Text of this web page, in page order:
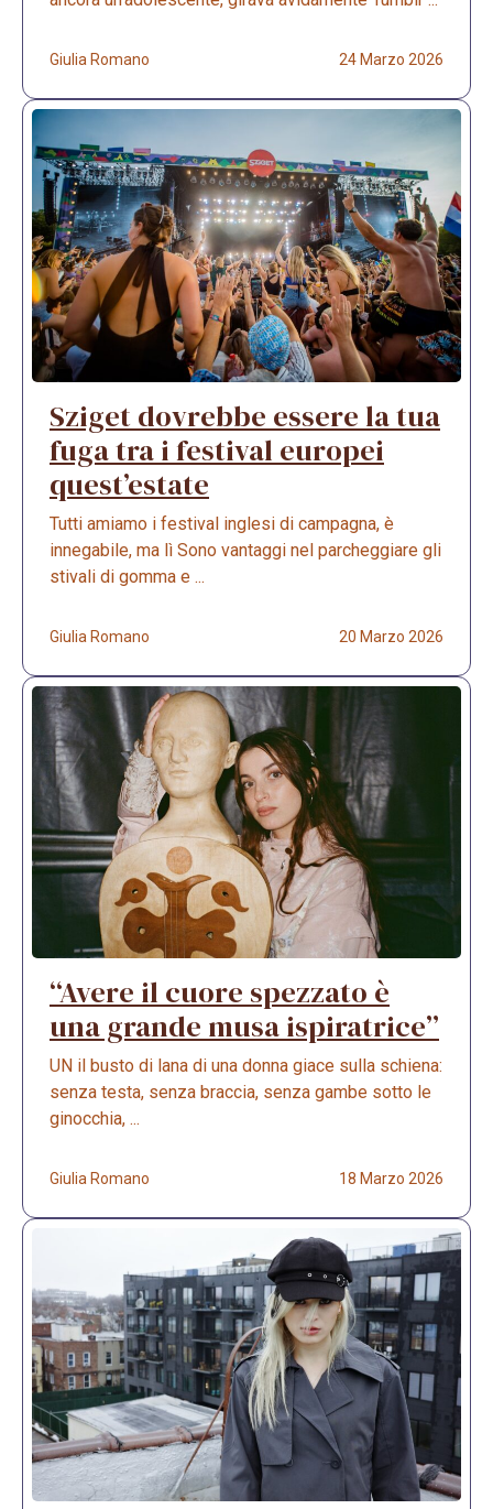
Giulia Romano 24 Marzo 2026
Sziget dovrebbe essere la tua
fuga tra i festival europei
quest’estate
Tutti amiamo i festival inglesi di campagna, è
innegabile, ma lì Sono vantaggi nel parcheggiare gli
stivali di gomma e ...
Giulia Romano 20 Marzo 2026
“Avere il cuore spezzato è
una grande musa ispiratrice”
UN il busto di lana di una donna giace sulla schiena:
senza testa, senza braccia, senza gambe sotto le
ginocchia, ...
Giulia Romano 18 Marzo 2026